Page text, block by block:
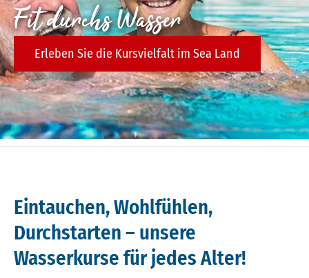
Fit durchs Wasser
Erleben Sie die Kursvielfalt im Sea Land
Eintauchen, Wohlfühlen,
Durchstarten – unsere
Wasserkurse für jedes Alter!